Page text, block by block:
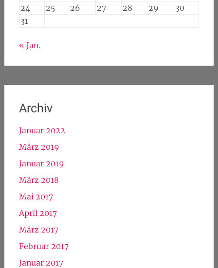
24 25 26 27 28 29
30
31
« Jan.
Archiv
Januar 2022
März 2019
Januar 2019
März 2018
Mai 2017
April 2017
März 2017
Februar 2017
Januar 2017